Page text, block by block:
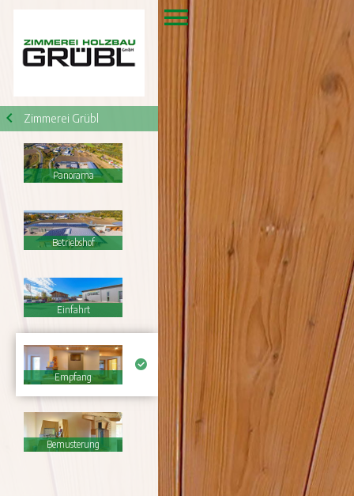
Zimmerei Grübl
Panorama
Betriebshof
Einfahrt
Empfang
Bemusterung